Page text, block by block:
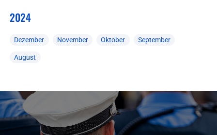
2024
Dezember November Oktober September
August